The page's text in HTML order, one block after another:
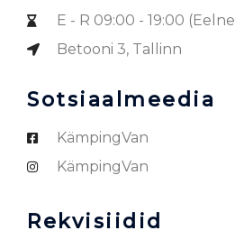
E - R 09:00 - 19:00
Betooni 3, Tallinn
Sotsiaalmeedia
KämpingVan
KämpingVan
Rekvisiidid